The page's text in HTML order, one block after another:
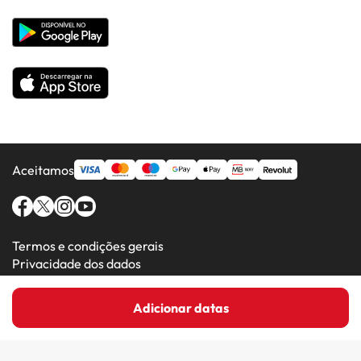
Adicionar datas
Todos os Hotéis
Aceitamos
Termos e condições gerais
Privacidade dos dados
Amimir.com (C) 2016-2026 - Viajes Para Ti S.L.U